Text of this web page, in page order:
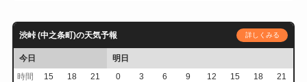
渋峠 (中之条町)の天気予報 詳しくみる
今日
明日
時間
15 18 21 0 3 6 9 12 15 18
21